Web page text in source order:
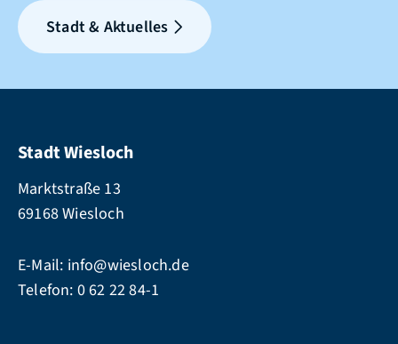
Stadt & Aktuelles
Stadt Wiesloch
Marktstraße 13
69168 Wiesloch
E-Mail: info@wiesloch.de
Telefon: 0 62 22 84-1